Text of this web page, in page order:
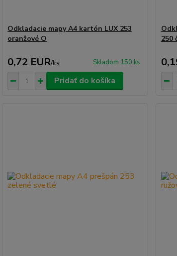
Odkladacie mapy A4 kartón LUX 253
oranžové O
0,72 EUR/ks Skladom 150 ks
Pridať do košíka
250